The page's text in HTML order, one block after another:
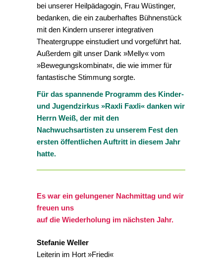
bei unserer Heilpädagogin, Frau Wüstinger,
bedanken, die ein zauberhaftes Bühnenstück
mit den Kindern unserer integrativen
Theatergruppe einstudiert und vorgeführt hat.
Außerdem gilt unser Dank »Melly« vom
»Bewegungskombinat«, die wie immer für
fantastische Stimmung sorgte.
Für das spannende Programm des Kinder-
und Jugendzirkus »Raxli Faxli« danken wir
Herrn Weiß, der mit den
Nachwuchsartisten zu unserem Fest den
ersten öffentlichen Auftritt in diesem Jahr
hatte.
Es war ein gelungener Nachmittag und wir
freuen uns
auf die Wiederholung im nächsten Jahr.
Stefanie Weller
Leiterin im Hort »Friedi«